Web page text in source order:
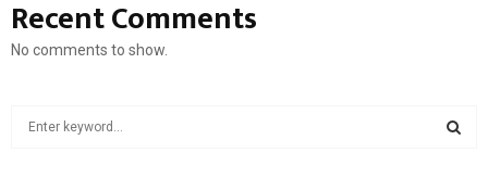
Recent Comments
No comments to show.